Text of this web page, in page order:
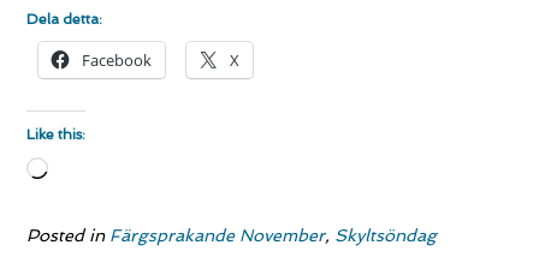
Dela detta:
Facebook X
Like this:
Loading…
Posted in Färgsprakande November, Skyltsöndag